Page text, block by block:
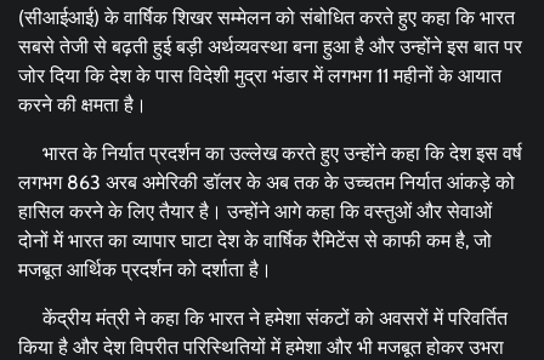
(सीआईआई) के वार्षिक शिखर सम्मेलन को संबोधित करते हुए कहा कि भारत
सबसे तेजी से बढ़ती हुई बड़ी अर्थव्यवस्था बना हुआ है और उन्होंने इस बात पर
जोर दिया कि देश के पास विदेशी मुद्रा भंडार में लगभग 11 महीनों के आयात
करने की क्षमता है।
भारत के निर्यात प्रदर्शन का उल्‍लेख करते हुए उन्होंने कहा कि देश इस वर्ष
लगभग 863 अरब अमेरिकी डॉलर के अब तक के उच्चतम निर्यात आंकड़े को
हासिल करने के लिए तैयार है। उन्होंने आगे कहा कि वस्तुओं और सेवाओं
दोनों में भारत का व्यापार घाटा देश के वार्षिक रैमिटेंस से काफी कम है, जो
मजबूत आर्थिक प्रदर्शन को दर्शाता है।
केंद्रीय मंत्री ने कहा कि भारत ने हमेशा संकटों को अवसरों में परिवर्तित
किया है और देश विपरीत परिस्थितियों में हमेशा और भी मजबूत होकर उभरा